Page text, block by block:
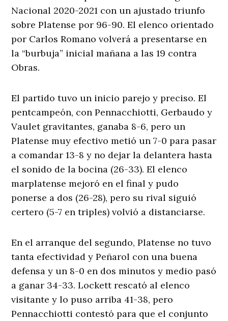
Nacional 2020-2021 con un ajustado triunfo
sobre Platense por 96-90. El elenco orientado
por Carlos Romano volverá a presentarse en
la “burbuja” inicial mañana a las 19 contra
Obras.
El partido tuvo un inicio parejo y preciso. El
pentcampeón, con Pennacchiotti, Gerbaudo y
Vaulet gravitantes, ganaba 8-6, pero un
Platense muy efectivo metió un 7-0 para pasar
a comandar 13-8 y no dejar la delantera hasta
el sonido de la bocina (26-33). El elenco
marplatense mejoró en el final y pudo
ponerse a dos (26-28), pero su rival siguió
certero (5-7 en triples) volvió a distanciarse.
En el arranque del segundo, Platense no tuvo
tanta efectividad y Peñarol con una buena
defensa y un 8-0 en dos minutos y medio pasó
a ganar 34-33. Lockett rescató al elenco
visitante y lo puso arriba 41-38, pero
Pennacchiotti contestó para que el conjunto